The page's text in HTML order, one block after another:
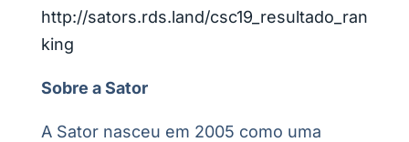
http://sators.rds.land/csc19_resultado_ran
king
Sobre a Sator
A Sator nasceu em 2005 como uma